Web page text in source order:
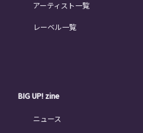
アーティスト一覧
レーベル一覧
BIG UP! zine
ニュース